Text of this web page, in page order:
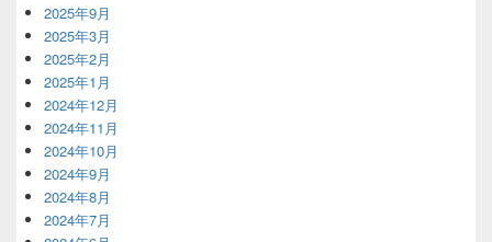
2025年9月
2025年3月
2025年2月
2025年1月
2024年12月
2024年11月
2024年10月
2024年9月
2024年8月
2024年7月